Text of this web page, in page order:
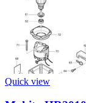
Quick view